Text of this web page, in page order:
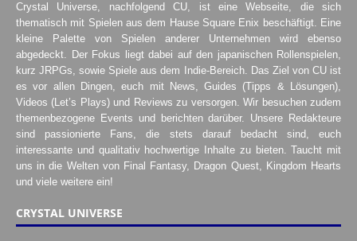
Crystal Universe, nachfolgend CU, ist eine Webseite, die sich
thematisch mit Spielen aus dem Hause Square Enix beschäftigt. Eine
kleine Palette von Spielen anderer Unternehmen wird ebenso
abgedeckt. Der Fokus liegt dabei auf den japanischen Rollenspielen,
kurz JRPGs, sowie Spiele aus dem Indie-Bereich. Das Ziel von CU ist
es vor allen Dingen, euch mit News, Guides (Tipps & Lösungen),
Videos (Let’s Plays) und Reviews zu versorgen. Wir besuchen zudem
themenbezogene Events und berichten darüber. Unsere Redakteure
sind passionierte Fans, die stets darauf bedacht sind, euch
interessante und qualitativ hochwertige Inhalte zu bieten. Taucht mit
uns in die Welten von Final Fantasy, Dragon Quest, Kingdom Hearts
und viele weitere ein!
CRYSTAL UNIVERSE